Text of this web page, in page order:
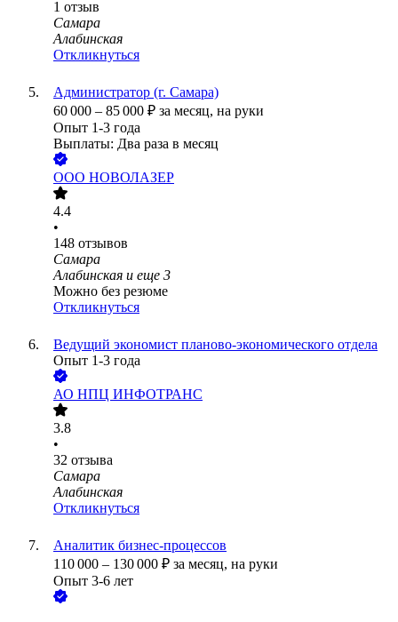
1 отзыв
Самара
Алабинская
Откликнуться
Администратор (г. Самара)
60 000 – 85 000 ₽ за месяц, на руки
Опыт 1-3 года
Выплаты: Два раза в месяц
ООО НОВОЛАЗЕР
4.4
•
148 отзывов
Самара
Алабинская и еще 3
Можно без резюме
Откликнуться
Ведущий экономист планово-экономического отдела
Опыт 1-3 года
АО НПЦ ИНФОТРАНС
3.8
•
32 отзыва
Самара
Алабинская
Откликнуться
Аналитик бизнес-процессов
110 000 – 130 000 ₽ за месяц, на руки
Опыт 3-6 лет